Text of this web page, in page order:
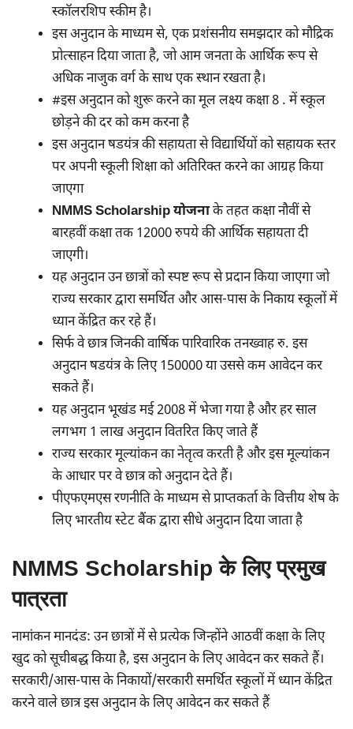
स्कॉलरशिप स्कीम है।
इस अनुदान के माध्यम से, एक प्रशंसनीय समझदार को मौद्रिक
प्रोत्साहन दिया जाता है, जो आम जनता के आर्थिक रूप से
अधिक नाजुक वर्ग के साथ एक स्थान रखता है।
#इस अनुदान को शुरू करने का मूल लक्ष्य कक्षा 8 . में स्कूल
छोड़ने की दर को कम करना है
इस अनुदान षडयंत्र की सहायता से विद्यार्थियों को सहायक स्तर
पर अपनी स्कूली शिक्षा को अतिरिक्त करने का आग्रह किया
जाएगा
NMMS Scholarship योजनाके तहत कक्षा नौवीं से
बारहवीं कक्षा तक 12000 रुपये की आर्थिक सहायता दी
जाएगी।
यह अनुदान उन छात्रों को स्पष्ट रूप से प्रदान किया जाएगा जो
राज्य सरकार द्वारा समर्थित और आस-पास के निकाय स्कूलों में
ध्यान केंद्रित कर रहे हैं।
सिर्फ वे छात्र जिनकी वार्षिक पारिवारिक तनख्वाह रु. इस
अनुदान षडयंत्र के लिए 150000 या उससे कम आवेदन कर
सकते हैं।
यह अनुदान भूखंड मई 2008 में भेजा गया है और हर साल
लगभग 1 लाख अनुदान वितरित किए जाते हैं
राज्य सरकार मूल्यांकन का नेतृत्व करती है और इस मूल्यांकन
के आधार पर वे छात्र को अनुदान देते हैं।
पीएफएमएस रणनीति के माध्यम से प्राप्तकर्ता के वित्तीय शेष के
लिए भारतीय स्टेट बैंक द्वारा सीधे अनुदान दिया जाता है
NMMS Scholarship के लिए प्रमुख
पात्रता
नामांकन मानदंड: उन छात्रों में से प्रत्येक जिन्होंने आठवीं कक्षा के लिए
खुद को सूचीबद्ध किया है, इस अनुदान के लिए आवेदन कर सकते हैं।
सरकारी/आस-पास के निकायों/सरकारी समर्थित स्कूलों में ध्यान केंद्रित
करने वाले छात्र इस अनुदान के लिए आवेदन कर सकते हैं